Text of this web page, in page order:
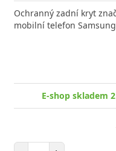
Ochranný zadní kryt
mobilní telefon
E-shop skladem
Počet položek